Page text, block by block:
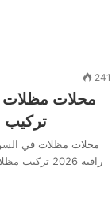
241
محلات
تركيب
محلات مظلات في
راقيه 2026